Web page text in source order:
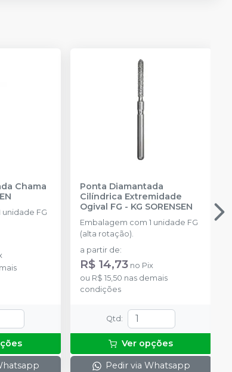
Chama
unidade FG
Ponta Diamantada
Cilíndrica Extremidade
Ogival FG - KG SORENSEN
Embalagem com 1 unidade FG
(alta rotação).
a partir de:
R$ 14,73 no Pix
ou R$ 15,50 nas demais
condições
Qtd :
Ver opções
Pedir via Whatsapp